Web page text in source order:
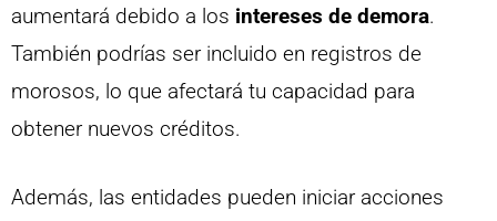
aumentará debido a los intereses de demora.
También podrías ser incluido en registros de
morosos, lo que afectará tu capacidad para
obtener nuevos créditos.
Además, las entidades pueden iniciar acciones